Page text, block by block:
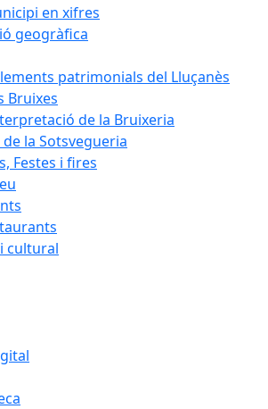
en xifres
geogràfica
patrimonials del Lluçanès
Bruixes
de la Bruixeria
la Sotsvegueria
Festes i fires
cultural